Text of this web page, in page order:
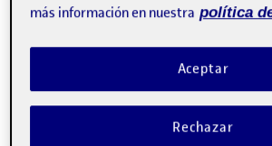
Práctica Final 3D –
Publicado por
Enrique Jose Crabtree Ordoñez
Fecha de publicación1 enero, 2022 6:01 pm
comentario
más información en nuestra política
Rechazar
Aceptar